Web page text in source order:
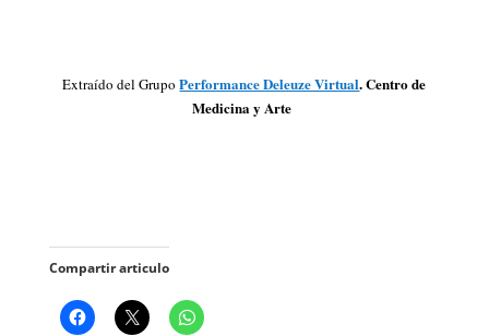
Extraído del GrupoPerformance Deleuze Virtual. Centro de
Medicina y Arte
Compartir articulo